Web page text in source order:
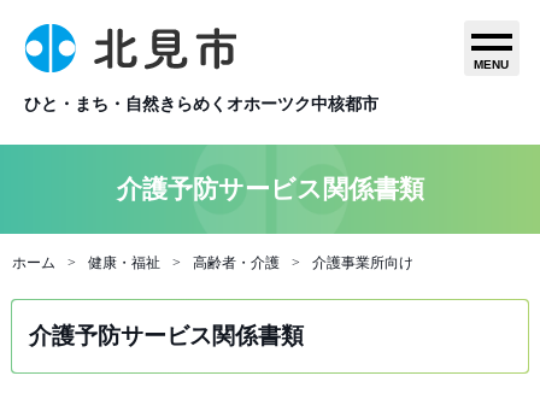
ひと・まち・自然きらめくオホーツク中核都市
MENU
介護予防サービス関係書類
ホーム 健康・福祉 高齢者・介護 介護事業所向け
介護予防サービス関係書類